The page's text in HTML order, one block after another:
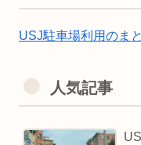
USJ駐車場利用のま
人気記事